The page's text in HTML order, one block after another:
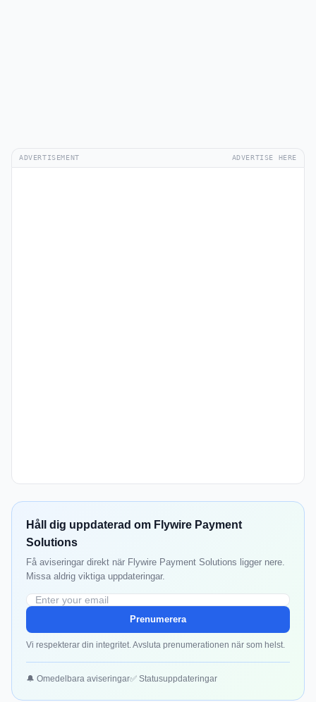
ADVERTISEMENT ADVERTISE HERE
Håll dig uppdaterad om Flywire Payment
Solutions
Få aviseringar direkt när Flywire Payment Solutions ligger nere.
Missa aldrig viktiga uppdateringar.
Prenumerera
Vi respekterar din integritet. Avsluta prenumerationen när som helst.
🔔 Omedelbara aviseringar✅ Statusuppdateringar